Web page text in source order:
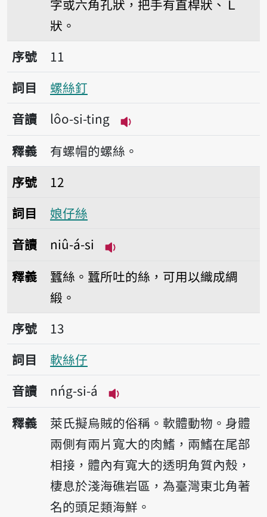
字或六角孔狀，把手有直桿狀、Ｌ
狀。
序號11螺絲釘
序號
11
詞目
螺絲釘
音讀
lôo-si-ting
播放音讀lôo-si-ting
釋義
有螺帽的螺絲。
序號12娘仔絲
序號
12
詞目
娘仔絲
音讀
niû-á-si
釋義
蠶絲。蠶所吐的絲，可用以織成綢
緞。
序號13軟絲仔
序號
13
詞目
軟絲仔
音讀
nńg-si-á
播放音讀nńg-si-á
釋義
萊氏擬烏賊的俗稱。軟體動物。身體
兩側有兩片寬大的肉鰭，兩鰭在尾部
相接，體內有寬大的透明角質內殼，
棲息於淺海礁岩區，為臺灣東北角著
名的頭足類海鮮。